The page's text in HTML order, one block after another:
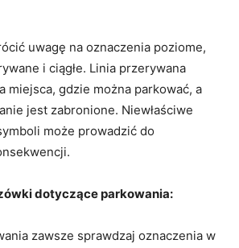
uwagę na oznaczenia poziome,
i ciągłe. Linia przerywana
miejsca, gdzie można parkować, a
jest zabronione. Niewłaściwe
może prowadzić do
dotyczące parkowania:
zawsze sprawdzaj oznaczenia w